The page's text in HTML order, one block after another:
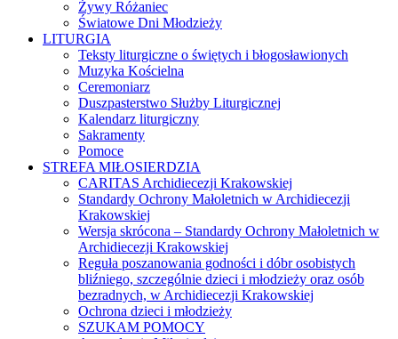
Żywy Różaniec
Światowe Dni Młodzieży
LITURGIA
Teksty liturgiczne o świętych i błogosławionych
Muzyka Kościelna
Ceremoniarz
Duszpasterstwo Służby Liturgicznej
Kalendarz liturgiczny
Sakramenty
Pomoce
STREFA MIŁOSIERDZIA
CARITAS Archidiecezji Krakowskiej
Standardy Ochrony Małoletnich w Archidiecezji
Krakowskiej
Wersja skrócona – Standardy Ochrony Małoletnich w
Archidiecezji Krakowskiej
Reguła poszanowania godności i dóbr osobistych
bliźniego, szczególnie dzieci i młodzieży oraz osób
bezradnych, w Archidiecezji Krakowskiej
Ochrona dzieci i młodzieży
SZUKAM POMOCY